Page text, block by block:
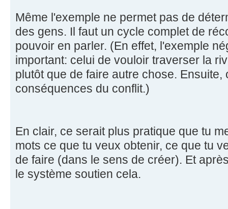
Même l'exemple ne permet pas de
des gens. Il faut un cycle complet de
pouvoir en parler. (En effet, l'exemple
important: celui de vouloir traverser la
plutôt que de faire autre chose. Ensuite,
conséquences du conflit.)
En clair, ce serait plus pratique que tu
mots ce que tu veux obtenir, ce que tu
de faire (dans le sens de créer). Et
le système soutien cela.